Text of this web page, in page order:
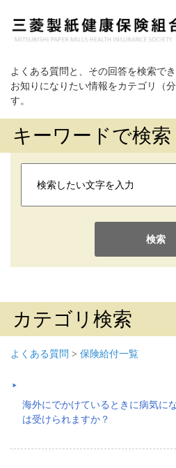
よくある質問と、その回答を検索でき
お知りになりたい情報をカテゴリ（
す。
キーワードで検索
検索
カテゴリ検索
よくある質問 > 保険給付一覧
海外にでかけているときに病気に
は受けられますか？